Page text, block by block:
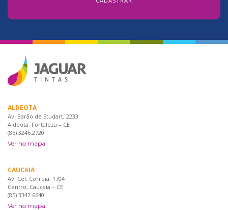
ALDEOTA
Av. Barão de Studart, 2233
Aldeota, Fortaleza – CE
(85) 3246.2720
Ver no mapa
CAUCAIA
Av. Cel. Correia, 1704
Centro, Caucaia – CE
(85) 3342.6640
Ver no mapa